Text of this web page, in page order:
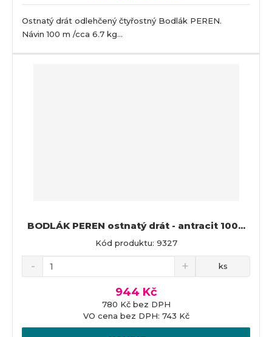
Ostnatý drát odlehčený čtyřostný Bodlák PEREN.
Návin 100 m /cca 6.7 kg...
BODLÁK PEREN ostnatý drát - antracit 100...
Kód produktu: 9327
944 Kč
780 Kč bez DPH
VO cena bez DPH: 743 Kč
ks